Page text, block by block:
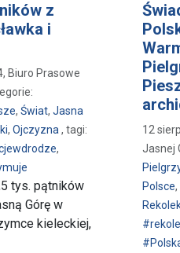
z
i
Biuro Prasowe
, Świat, Jasna
, Ojczyzna, tagi:
,
tys. pątników
Górę w
kieleckiej,
12
Jasnej
Polsce,